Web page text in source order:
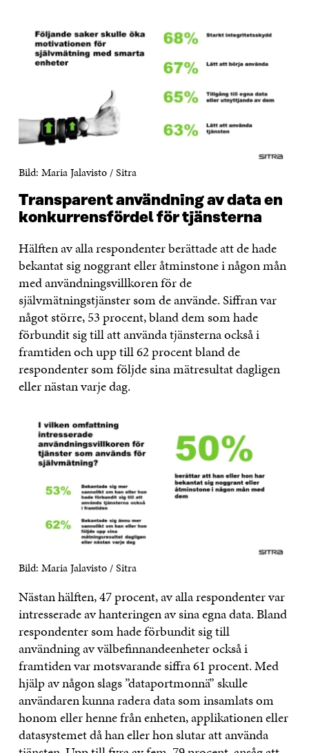
Bild: Maria Jalavisto / Sitra
Transparent användning av data en
konkurrensfördel för tjänsterna
Hälften av alla respondenter berättade att de hade
bekantat sig noggrant eller åtminstone i någon mån
med användningsvillkoren för de
självmätningstjänster som de använde. Siffran var
något större, 53 procent, bland dem som hade
förbundit sig till att använda tjänsterna också i
framtiden och upp till 62 procent bland de
respondenter som följde sina mätresultat dagligen
eller nästan varje dag.
Bild: Maria Jalavisto / Sitra
Nästan hälften, 47 procent, av alla respondenter var
intresserade av hanteringen av sina egna data. Bland
respondenter som hade förbundit sig till
användning av välbefinnandeenheter också i
framtiden var motsvarande siffra 61 procent. Med
hjälp av någon slags ”dataportmonnä” skulle
användaren kunna radera data som insamlats om
honom eller henne från enheten, applikationen eller
datasystemet då han eller hon slutar att använda